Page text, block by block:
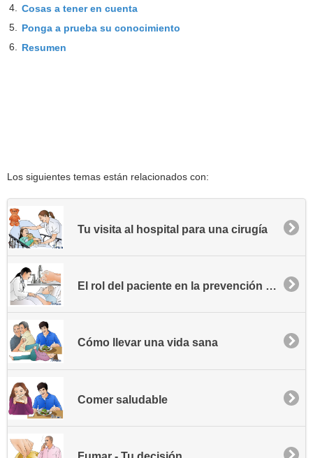
4. Cosas a tener en cuenta
5. Ponga a prueba su conocimiento
6. Resumen
Los siguientes temas están relacionados con:
Tu visita al hospital para una cirugía
El rol del paciente en la prevención de la infección hospitalaria
Cómo llevar una vida sana
Comer saludable